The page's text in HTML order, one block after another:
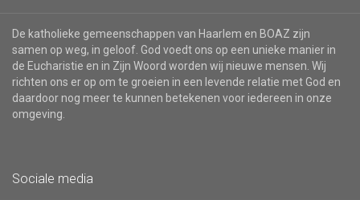
De katholieke gemeenschappen van Haarlem en BOAZ zijn
samen op weg, in geloof. God voedt ons op een unieke manier in
de Eucharistie en in Zijn Woord worden wij nieuwe mensen. Wij
richten ons er op om te groeien in een levende relatie met God en
daardoor nog meer te kunnen betekenen voor iedereen in onze
omgeving.
Sociale media